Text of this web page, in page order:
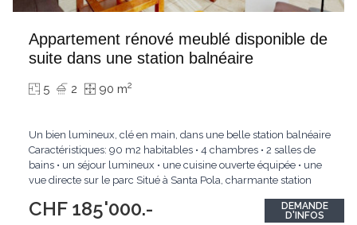
Appartement rénové meublé disponible de
suite dans une station balnéaire
CHF 185'000.-
5 2 90 m2
Un bien lumineux, clé en main, dans une belle station balnéaire
Caractéristiques: 90 m2 habitables • 4 chambres • 2 salles de
bains • un séjour lumineux • une cuisine ouverte équipée • une
vue directe sur le parc Situé à Santa Pola, charmante station
entièrement rénové offre un cadre de vie aussi agréable...
DEMANDE
D'INFOS